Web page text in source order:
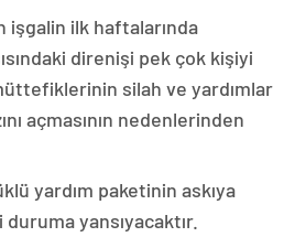
işgalin ilk haftalarında
direnişi pek çok kişiyi
silah ve yardımlar
açmasının nedenlerinden
yardım paketinin askıya
duruma yansıyacaktır.